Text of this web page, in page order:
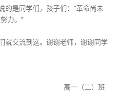
是同学们，孩子们：“革命尚未
力。”
交流到这。谢谢老师，谢谢同学
（二）班